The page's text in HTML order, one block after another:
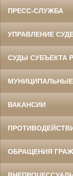
ПРЕСС-СЛУЖБА
УПРАВЛЕНИЕ
СУДЫ СУБЪЕКТА
ВАКАНСИИ
ОБРАЩЕНИЯ